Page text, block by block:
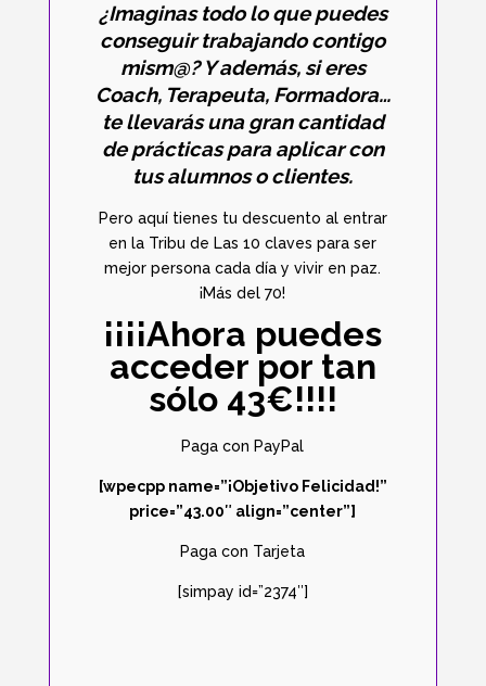
¿Imaginas todo lo que puedes
conseguir trabajando contigo
mism@? Y además, si eres
Coach, Terapeuta, Formadora…
te llevarás una gran cantidad
de prácticas para aplicar con
tus alumnos o clientes.
Pero aquí tienes tu descuento al entrar
en la Tribu de Las 10 claves para ser
mejor persona cada día y vivir en paz.
¡Más del 70!
¡¡¡¡Ahora puedes
acceder por tan
sólo 43€!!!!
Paga con PayPal
[wpecpp name=”¡Objetivo Felicidad!”
price=”43.00″ align=”center”]
Paga con Tarjeta
[simpay id=”2374″]